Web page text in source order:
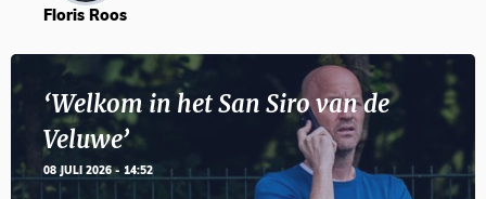
Floris Roos
‘Welkom in het San Siro van de
Veluwe’
08 JULI 2026 - 14:52